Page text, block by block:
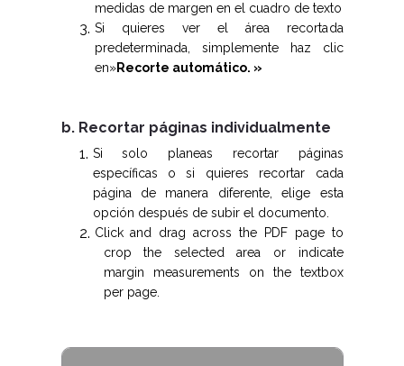
medidas de margen en el cuadro de texto
Si quieres ver el área recortada
predeterminada, simplemente haz clic
en»Recorte automático. »
b. Recortar páginas individualmente
Si solo planeas recortar páginas
específicas o si quieres recortar cada
página de manera diferente, elige esta
opción después de subir el documento.
Click and drag across the PDF page to
crop the selected area or indicate
margin measurements on the textbox
per page.